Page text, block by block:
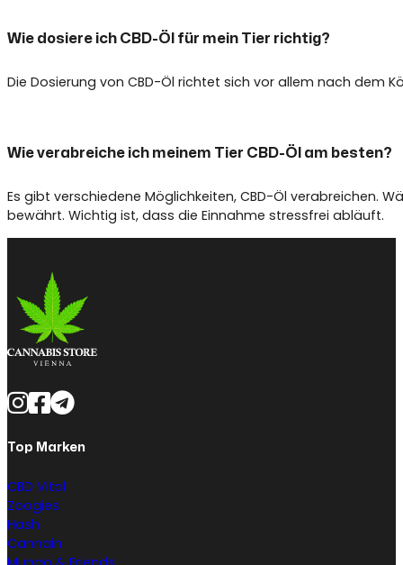
Wie dosiere ich CBD-Öl für mein Tier richtig?
Die Dosierung von CBD-Öl richtet sich vor allem nach dem
Wie verabreiche ich meinem Tier CBD-Öl am besten?
Es gibt verschiedene Möglichkeiten, CBD-Öl verabreichen.
bewährt. Wichtig ist, dass die Einnahme stressfrei abläuft.
Top Marken
CBD Vital
Zoogies
Hash
Cannain